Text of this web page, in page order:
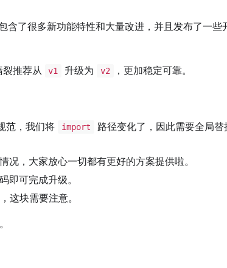
含了很多新功能特性和大量改进，并且发布了一些
推荐从 v1 升级为 v2 ，更加稳定可靠。
范，我们将 import 路径变化了，因此需要全局替
，大家放心一切都有更好的方案提供啦。
即可完成升级。
这块需要注意。